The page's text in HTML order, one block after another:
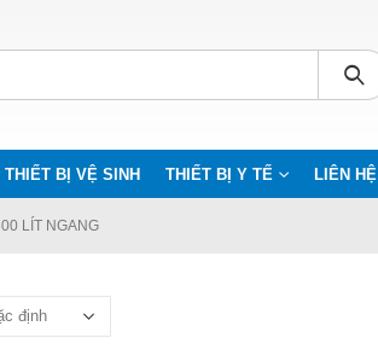
THIẾT BỊ VỆ SINH THIẾT BỊ Y TẾ LIÊN HỆ
LÍT NGANG